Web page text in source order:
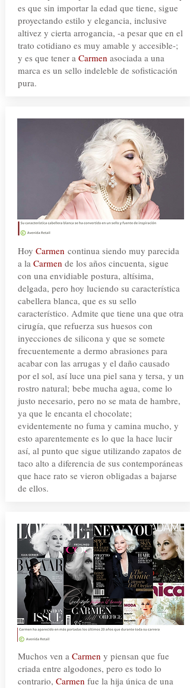
es que sin importar la edad que tiene, sigue
proyectando estilo y elegancia, inclusive
altivez y cierta arrogancia, -a pesar que en el
trato cotidiano es muy amable y accesible-;
y es que tener a Carmen asociada a una
marca es un sello indeleble de sofisticación
pura.
Hoy Carmen continua siendo muy parecida
a la Carmen de los años cincuenta, sigue
con una envidiable postura, altísima,
delgada, pero hoy luciendo su característica
cabellera blanca, que es su sello
característico. Admite que tiene una que otra
cirugía, que refuerza sus huesos con
inyecciones de silicona y que se somete
frecuentemente a dermo abrasiones para
acabar con las arrugas y el daño causado
por el sol, así luce una piel sana y tersa, y un
rostro natural;bebe mucha agua, come lo
justo necesario, pero no se mata de hambre,
ya que le encanta el chocolate;
evidentemente no fuma y camina mucho, y
esto aparentemente es lo que la hace lucir
así, al punto que sigue utilizando zapatos de
taco alto a diferencia de sus contemporáneas
que hace rato se vieron obligadas a bajarse
de ellos.
Muchos ven a Carmen y piensan que fue
criada entre algodones, pero es todo lo
contrario, Carmen fue la hija única de una